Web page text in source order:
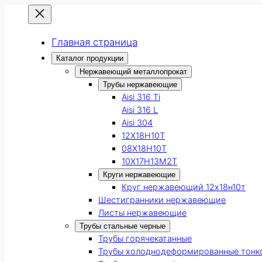
Главная страница
Каталог продукции
Нержавеющий металлопрокат
Трубы нержавеющие
Aisi 316 Ti
Aisi 316 L
Aisi 304
12Х18Н10Т
08Х18Н10Т
10Х17Н13М2Т
Круги нержавеющие
Круг нержавеющий 12х18н10т
Шестигранники нержавеющие
Листы нержавеющие
Трубы стальные черные
Трубы горячекатанные
Трубы холоднодеформированные